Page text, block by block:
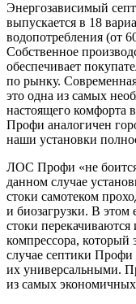
Энергозависимый
выпускается в 18
водопотребления (от
Собственное
обеспечивает
по рынку.
это одна из самых
настоящего комфорта
Профи аналогичен
наши установки
ЛОС Профи «не
данном случае
стоки самотеком
и биозагрузки. В этом
стоки
компрессора, который
случае септики Профи
их универсальными.
из самых